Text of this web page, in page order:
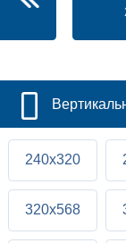
240x320
320x568